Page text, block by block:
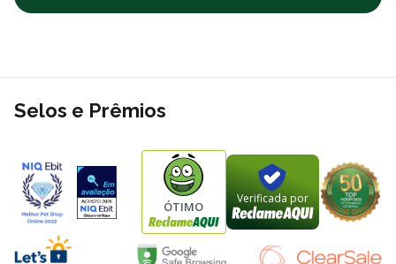
Selos e Prêmios
ÓTIMO Verificada por